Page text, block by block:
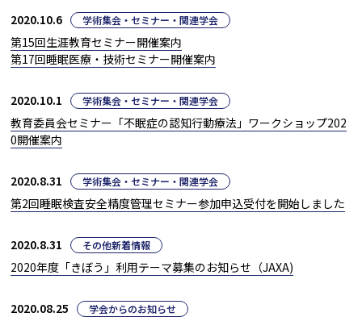
2020.10.6 学術集会・セミナー・関連学会
第15回生涯教育セミナー開催案内
第17回睡眠医療・技術セミナー開催案内
2020.10.1 学術集会・セミナー・関連学会
教育委員会セミナー「不眠症の認知行動療法」ワークショップ202
0開催案内
2020.8.31 学術集会・セミナー・関連学会
第2回睡眠検査安全精度管理セミナー参加申込受付を開始しました
2020.8.31 その他新着情報
2020年度「きぼう」利用テーマ募集のお知らせ（JAXA)
2020.08.25 学会からのお知らせ